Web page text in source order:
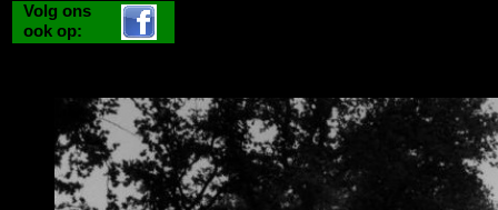
Volg ons
ook op: